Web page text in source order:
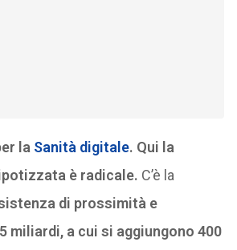
la Sanità digitale. Qui la
è radicale. C’è la
di prossimità e
miliardi, a cui si aggiungono 400